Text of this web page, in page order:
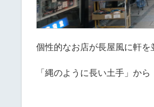
個性的なお店が長屋風に軒を
「縄のように長い土手」か